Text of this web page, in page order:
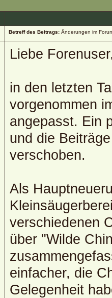
Betreff des Beitrags: Änderungen im
Liebe
in den letzten
vorgenommen
angepasst. Ein
und die
verschoben.
Als
verschiedenen
über "Wilde
einfacher, die
Gelegenheit